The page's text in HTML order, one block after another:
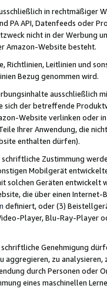
in rechtmäßiger
PA API, Datenfeeds oder
nicht in der Werbung
Amazon-Website besteht.
Richtlinien, Leitlinien und
Bezug genommen wird.
ausschließlich
sich der betreffende
Website verlinken oder
Ihrer Anwendung, die
enthalten dürfen).
Zustimmung
Mobilgerät
solchen Geräten
die über einen
definiert, oder (3)
Player, Blu-Ray-Player
Genehmigung
aggregieren, zu
durch Personen
eines maschinellen